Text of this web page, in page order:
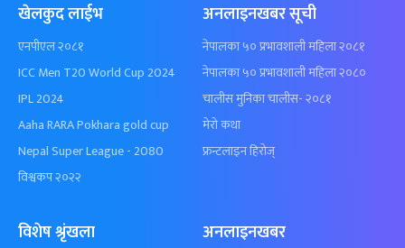
खेलकुद लाईभ
एनपीएल २०८१
ICC Men T20 World Cup 2024
IPL 2024
Aaha RARA Pokhara gold cup
Nepal Super League - 2080
विश्वकप २०२२
अनलाइनखबर सूची
नेपालका ५० प्रभावशाली महिला २०८१
नेपालका ५० प्रभावशाली महिला २०८०
चालीस मुनिका चालीस- २०८१
मेरो कथा
फ्रन्टलाइन हिरोज्
विशेष श्रृंखला अनलाइनखबर